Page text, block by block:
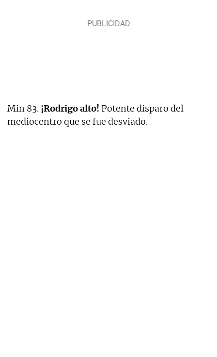
Min 83. ¡Rodrigo alto! Potente disparo del
mediocentro que se fue desviado.